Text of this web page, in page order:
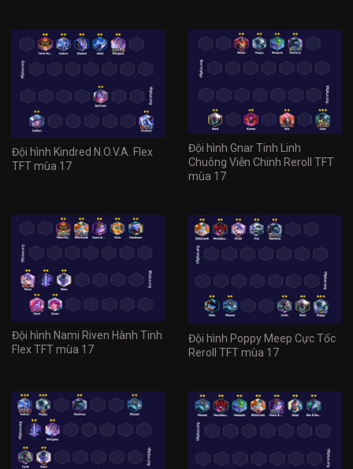
Đội hình Kindred N.O.V.A. Flex
TFT mùa 17
Đội hình Gnar Tinh Linh
Chuông Viễn Chinh Reroll TFT
mùa 17
Đội hình Nami Riven Hành Tinh
Flex TFT mùa 17
Đội hình Poppy Meep Cực Tốc
Reroll TFT mùa 17